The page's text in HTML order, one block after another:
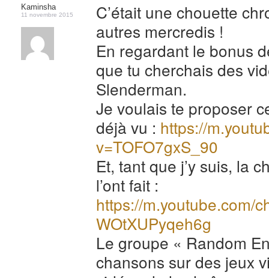
Kaminsha
11 novembre 2015
C’était une chouette
autres mercredis !
En regardant le bonus
que tu cherchais des
Slenderman.
Je voulais te proposer
déjà vu : https://
v=TOFO7gxS_90
Et, tant que j’y suis, la
l’ont fait :
https://m.youtube.com/
WOtXUPyqeh6g
Le groupe « Random
chansons sur des jeux